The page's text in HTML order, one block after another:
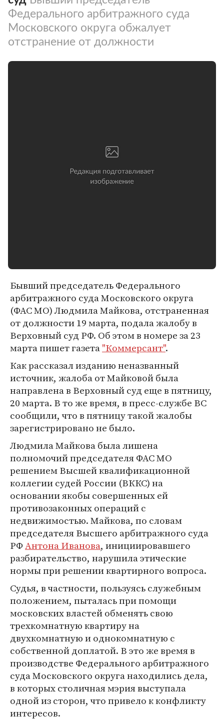
Федерального арбитражного суда
Московского округа обжалует
отстранение от должности
Бывший председатель Федерального
арбитражного суда Московского округа
(ФАС МО) Людмила Майкова, отстраненная
от должности 19 марта, подала жалобу в
Верховный суд РФ. Об этом в номере за 23
марта пишет газета"Коммерсант".
Как рассказал изданию неназванный
источник, жалоба от Майковой была
направлена в Верховный суд еще в пятницу,
20 марта. В то же время, в пресс-службе ВС
сообщили, что в пятницу такой жалобы
зарегистрировано не было.
Людмила Майкова была лишена
полномочий председателя ФАС МО
решением Высшей квалификационной
коллегии судей России (ВККС) на
основании якобы совершенных ей
противозаконных операций с
недвижимостью. Майкова, по словам
председателя Высшего арбитражного суда
РФАнтона Иванова, инициировавшего
разбирательство, нарушила этические
нормы при решении квартирного вопроса.
Судья, в частности, пользуясь служебным
положением, пыталась при помощи
московских властей обменять свою
трехкомнатную квартиру на
двухкомнатную и однокомнатную с
собственной доплатой. В это же время в
производстве Федерального арбитражного
суда Московского округа находились дела,
в которых столичная мэрия выступала
одной из сторон, что привело к конфликту
интересов.